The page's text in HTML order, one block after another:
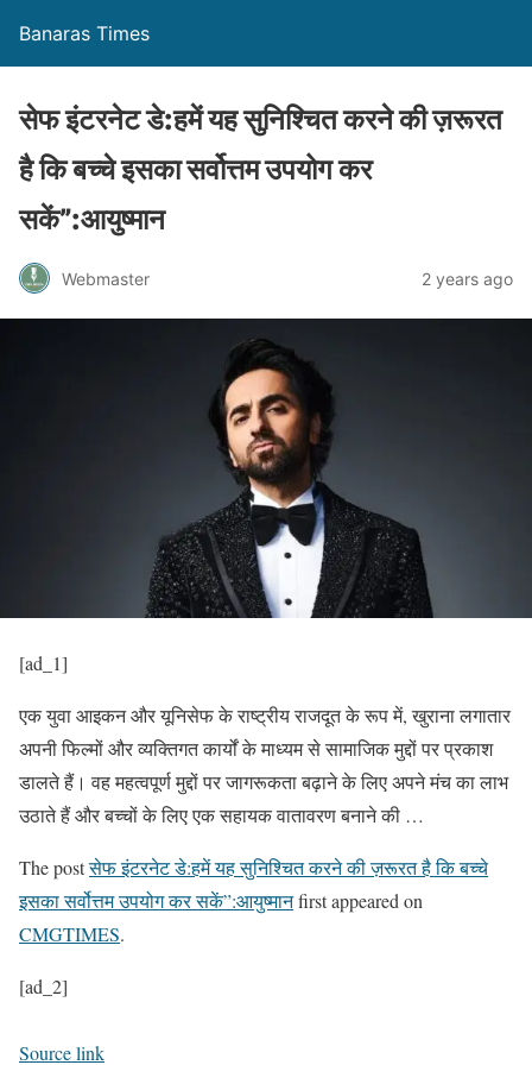
Banaras Times
सेफ इंटरनेट डे:हमें यह सुनिश्चित करने की ज़रूरत
है कि बच्चे इसका सर्वोत्तम उपयोग कर
सकें”:आयुष्मान
Webmaster 2 years ago
[ad_1]
एक युवा आइकन और यूनिसेफ के राष्ट्रीय राजदूत के रूप में, खुराना लगातार
अपनी फिल्मों और व्यक्तिगत कार्यों के माध्यम से सामाजिक मुद्दों पर प्रकाश
डालते हैं। वह महत्वपूर्ण मुद्दों पर जागरूकता बढ़ाने के लिए अपने मंच का लाभ
उठाते हैं और बच्चों के लिए एक सहायक वातावरण बनाने की …
The postसेफ इंटरनेट डे:हमें यह सुनिश्चित करने की ज़रूरत है कि बच्चे
इसका सर्वोत्तम उपयोग कर सकें”:आयुष्मानfirst appeared on
CMGTIMES.
[ad_2]
Source link